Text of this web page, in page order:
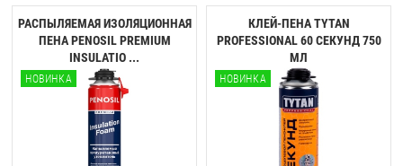
РАСПЫЛЯЕМАЯ ИЗОЛЯЦИОННАЯ
ПЕНА PENOSIL PREMIUM
INSULATIO ...
НОВИНКА
КЛЕЙ-ПЕНА TYTAN
PROFESSIONAL 60 CЕКУНД 750
МЛ
НОВИНКА